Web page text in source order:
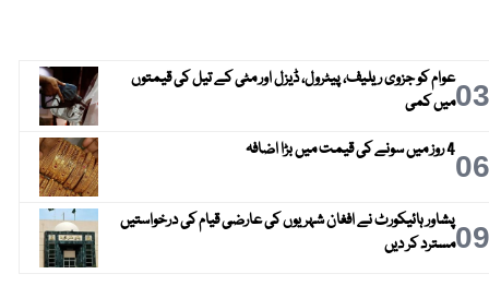
03عوام کو جزوی ریلیف، پیٹرول، ڈیزل اور مٹی کے تیل کی قیمتوں
میں کمی
064 روز میں سونے کی قیمت میں بڑا اضافہ
09پشاور ہائیکورٹ نے افغان شہریوں کی عارضی قیام کی درخواستیں
مسترد کر دیں